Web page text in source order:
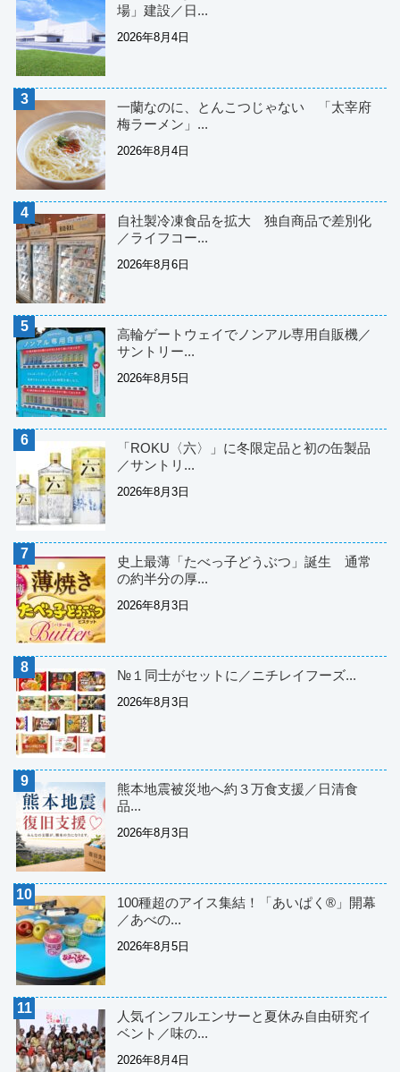
場」建設／日...
2026年8月4日
一蘭なのに、とんこつじゃない 「太宰府
梅ラーメン」...
2026年8月4日
自社製冷凍食品を拡大 独自商品で差別化
／ライフコー...
2026年8月6日
高輪ゲートウェイでノンアル専用自販機／
サントリー...
2026年8月5日
「ROKU〈六〉」に冬限定品と初の缶製品
／サントリ...
2026年8月3日
史上最薄「たべっ子どうぶつ」誕生 通常
の約半分の厚...
2026年8月3日
№１同士がセットに／ニチレイフーズ...
2026年8月3日
熊本地震被災地へ約３万食支援／日清食
品...
2026年8月3日
100種超のアイス集結！「あいぱく®」開幕
／あべの...
2026年8月5日
人気インフルエンサーと夏休み自由研究イ
ベント／味の...
2026年8月4日